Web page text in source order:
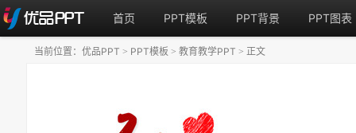
首页 PPT模板 PPT背景 PPT图表
当前位置： 优品PPT > PPT模板 > 教育教学PPT > 正文